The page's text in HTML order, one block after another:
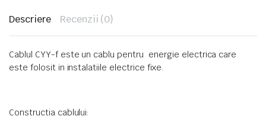
Descriere Recenzii (0)
Cablul CYY-f este un cablu pentru energie electrica care
este folosit in instalatiile electrice fixe.
Constructia cablului: